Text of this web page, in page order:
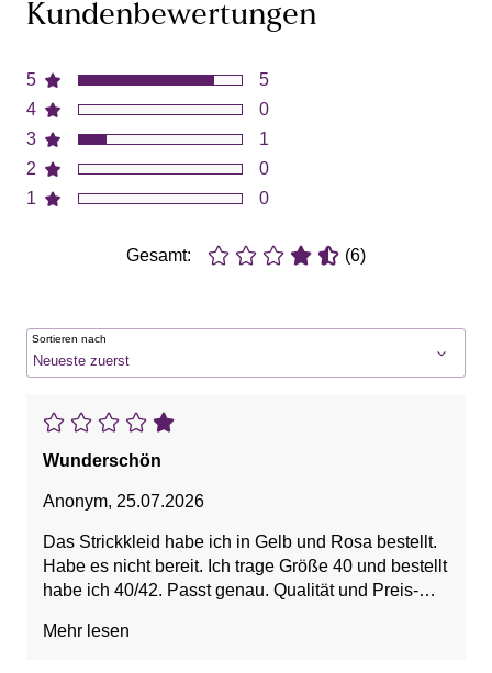
Kundenbewertungen
5
4
3
2
1
5
0
1
0
0
Gesamt: (6)
Sortieren nach
Wunderschön
Anonym, 25.07.2026
Das Strickkleid habe ich in Gelb und Rosa bestellt.
Habe es nicht bereit. Ich trage Größe 40 und bestellt
habe ich 40/42. Passt genau. Qualität und Preis-
Mehr lesen